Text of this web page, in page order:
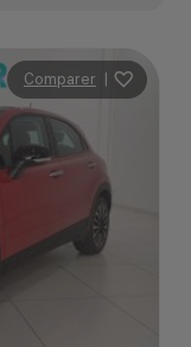
Comparer |